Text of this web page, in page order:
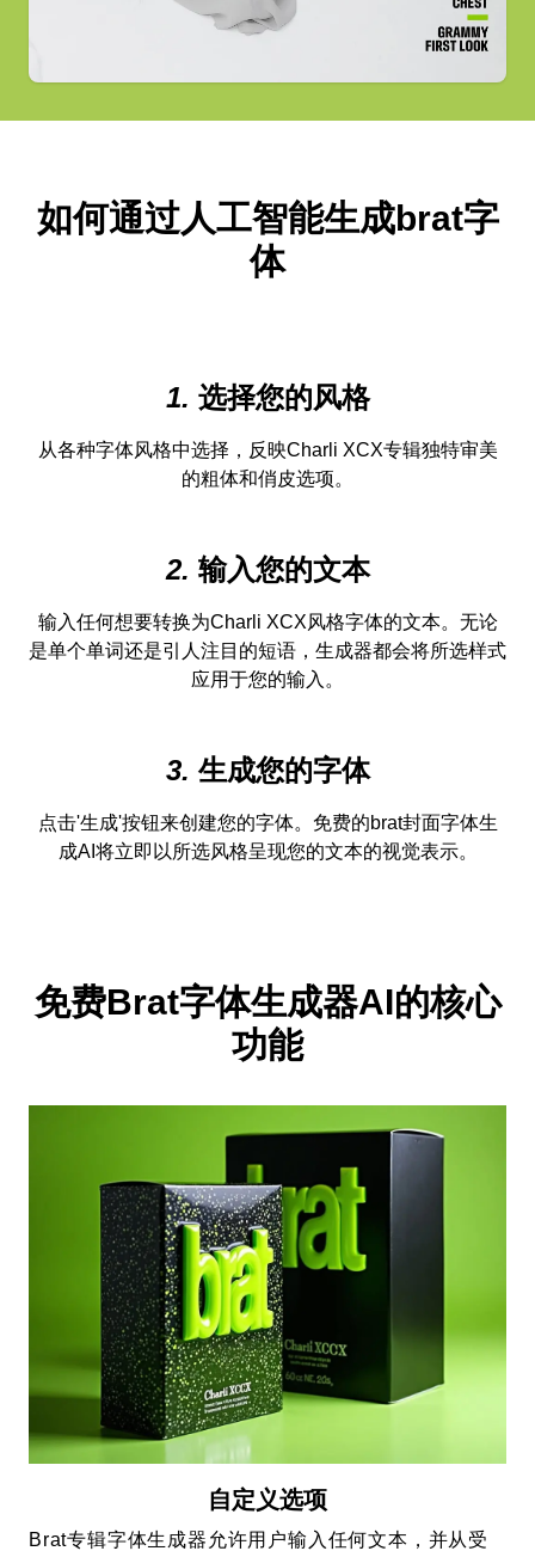
如何通过人工智能生成brat字
体
1. 选择您的风格
从各种字体风格中选择，反映Charli XCX专辑独特审美
的粗体和俏皮选项。
2. 输入您的文本
输入任何想要转换为Charli XCX风格字体的文本。无论
是单个单词还是引人注目的短语，生成器都会将所选样式
应用于您的输入。
3. 生成您的字体
点击'生成'按钮来创建您的字体。免费的brat封面字体生
成AI将立即以所选风格呈现您的文本的视觉表示。
免费Brat字体生成器AI的核心
功能
自定义选项
Brat专辑字体生成器允许用户输入任何文本，并从受